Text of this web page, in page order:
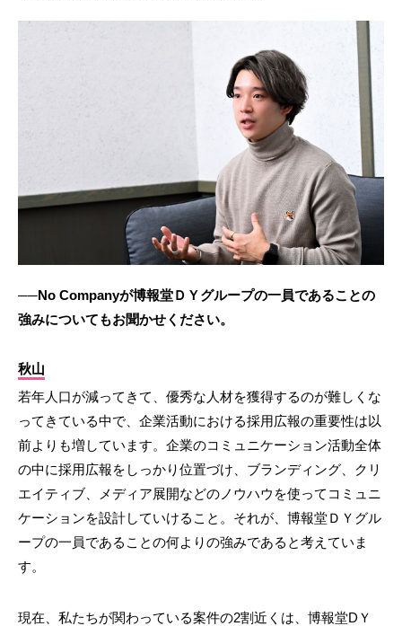
──No Companyが博報堂ＤＹグループの一員であることの
強みについてもお聞かせください。
秋山
若年人口が減ってきて、優秀な人材を獲得するのが難しくな
ってきている中で、企業活動における採用広報の重要性は以
前よりも増しています。企業のコミュニケーション活動全体
の中に採用広報をしっかり位置づけ、ブランディング、クリ
エイティブ、メディア展開などのノウハウを使ってコミュニ
ケーションを設計していけること。それが、博報堂ＤＹグル
ープの一員であることの何よりの強みであると考えていま
す。
現在、私たちが関わっている案件の2割近くは、博報堂DＹ